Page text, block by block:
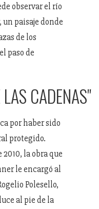
observar el río
un paisaje donde
de los
paso de
CADENAS"
por haber sido
protegido.
la obra que
le encargó al
Polesello,
al pie de la